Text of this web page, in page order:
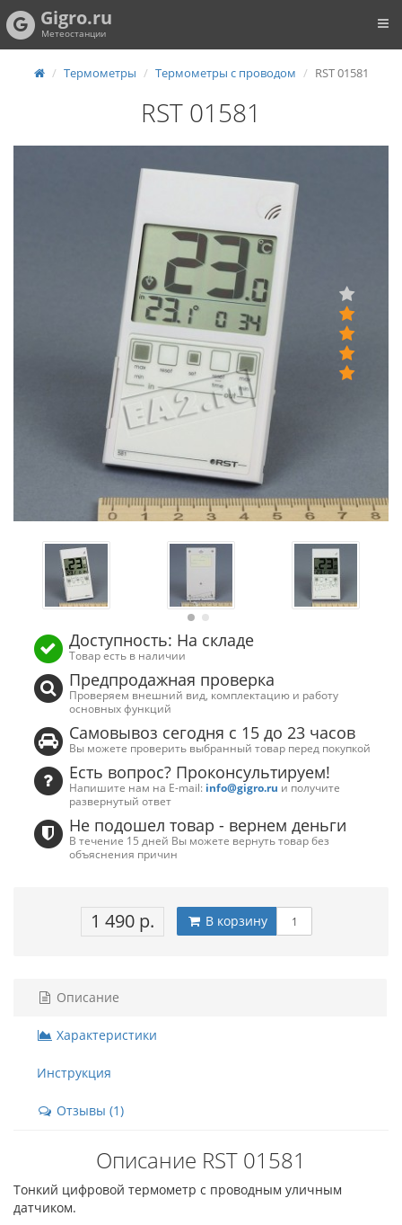
Gigro.ru
Метеостанции
Термометры Термометры с проводом RST 01581
RST 01581
Доступность: На складе
Товар есть в наличии
Предпродажная проверка
Проверяем внешний вид, комплектацию и работу
основных функций
Самовывоз сегодня с 15 до 23 часов
Вы можете проверить выбранный товар перед покупкой
Есть вопрос? Проконсультируем!
Напишите нам на E-mail: info@gigro.ru и получите
развернутый ответ
Не подошел товар - вернем деньги
В течение 15 дней Вы можете вернуть товар без
объяснения причин
1 490 р. В корзину
Описание
Характеристики
Инструкция
Отзывы (1)
Описание RST 01581
Тонкий цифровой термометр с проводным уличным
датчиком.